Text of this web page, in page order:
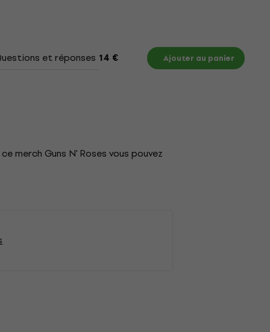
et réponses Documents Tableau des
14 € Ajouter au panier
merch Guns N' Roses vous pouvez